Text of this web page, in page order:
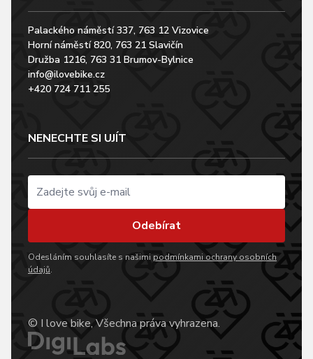
Palackého náměstí 337, 763 12 Vizovice
Horní náměstí 820, 763 21 Slavičín
Družba 1216, 763 31 Brumov-Bylnice
info@ilovebike.cz
+420 724 711 255
NENECHTE SI UJÍT
Odebírat
Odesláním souhlasíte s našimi podmínkami ochrany osobních
údajů.
© I love bike, Všechna práva vyhrazena.